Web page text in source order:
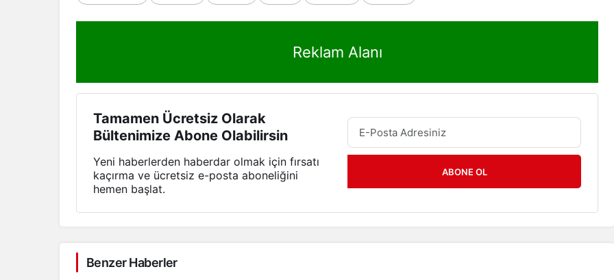
Reklam Alanı
Tamamen Ücretsiz Olarak
Bültenimize Abone Olabilirsin
Yeni haberlerden haberdar olmak için fırsatı
kaçırma ve ücretsiz e-posta aboneliğini
hemen başlat.
ABONE OL
Benzer Haberler